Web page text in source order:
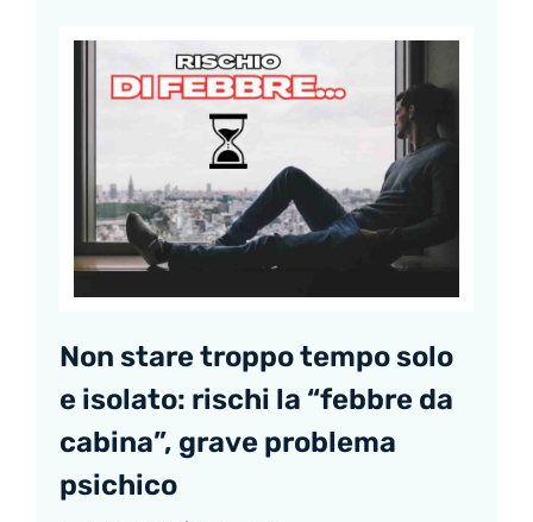
Non stare troppo tempo solo
e isolato: rischi la “febbre da
cabina”, grave problema
psichico